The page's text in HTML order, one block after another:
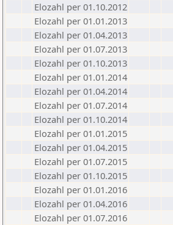
Elozahl per 01.10.2012
Elozahl per 01.01.2013
Elozahl per 01.04.2013
Elozahl per 01.07.2013
Elozahl per 01.10.2013
Elozahl per 01.01.2014
Elozahl per 01.04.2014
Elozahl per 01.07.2014
Elozahl per 01.10.2014
Elozahl per 01.01.2015
Elozahl per 01.04.2015
Elozahl per 01.07.2015
Elozahl per 01.10.2015
Elozahl per 01.01.2016
Elozahl per 01.04.2016
Elozahl per 01.07.2016